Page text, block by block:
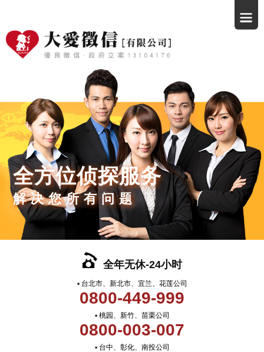
全方位侦探服务
解决您所有问题
全年无休-24小时
▪ 台北市、新北市、宜兰、花莲公司
0800-449-999
▪ 桃园、新竹、苗栗公司
0800-003-007
▪ 台中、彰化、南投公司